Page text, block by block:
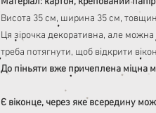
Висота 35 см, ширина 35 см,
Ця зірочка декоративна, але
треба потягнути, щоб відкрити
До піньяти вже причеплена міцна
Є віконце, через яке всередину